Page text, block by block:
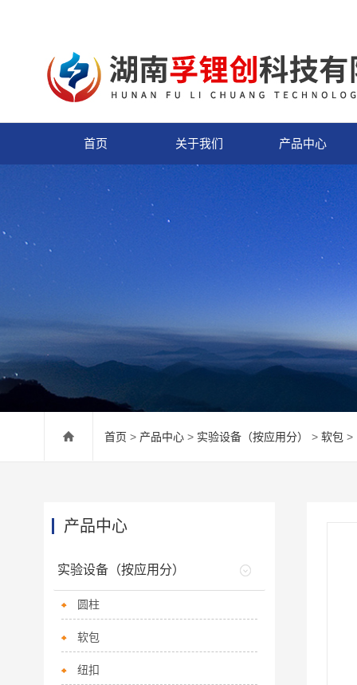
首页 关于我们 产品中心
首页 > 产品中心 > 实验设备（按应用分） > 软包 >
产品中心
实验设备（按应用分）
圆柱
软包
纽扣